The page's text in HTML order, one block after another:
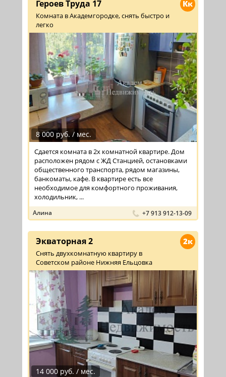
Кк
Героев Труда 17
Комната в Академгородке, снять быстро и
легко
8 000 руб. / мес.
Сдается комната в 2х комнатной квартире. Дом
расположен рядом с ЖД Станцией, остановками
общественного транспорта, рядом магазины,
банкоматы, кафе. В квартире есть все
необходимое для комфортного проживания,
холодильник, ...
Алина +7 913 912-13-09
2к
Экваторная 2
Снять двухкомнатную квартиру в
Советском районе Нижняя Ельцовка
14 000 руб. / мес.